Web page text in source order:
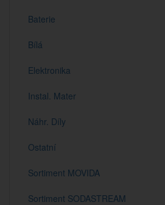
Baterie
Bílá
Elektronika
Instal. Mater
Náhr. Díly
Ostatní
Sortiment MOVIDA
Sortiment SODASTREAM